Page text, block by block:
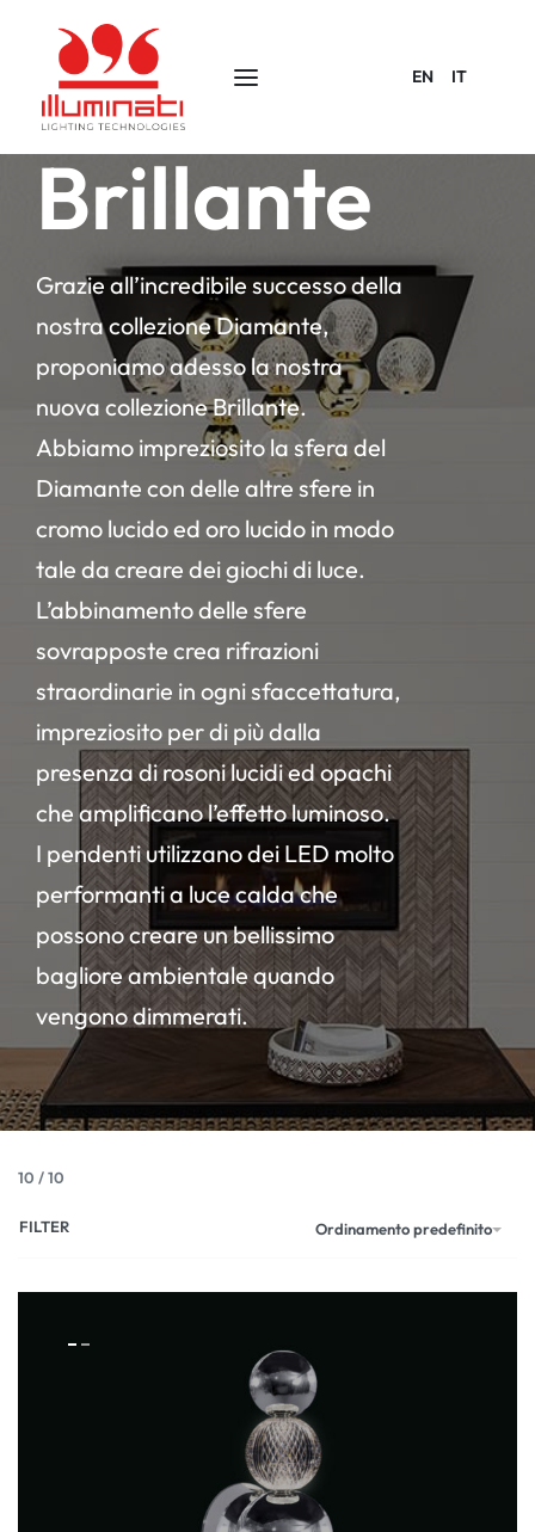
EN IT
Brillante
Grazie all’incredibile successo della
nostra collezione Diamante,
proponiamo adesso la nostra
nuova collezione Brillante.
Abbiamo impreziosito la sfera del
Diamante con delle altre sfere in
cromo lucido ed oro lucido in modo
tale da creare dei giochi di luce.
L’abbinamento delle sfere
sovrapposte crea rifrazioni
straordinarie in ogni sfaccettatura,
impreziosito per di più dalla
presenza di rosoni lucidi ed opachi
che amplificano l’effetto luminoso.
I pendenti utilizzano dei LED molto
performanti a luce calda che
possono creare un bellissimo
bagliore ambientale quando
vengono dimmerati.
10 /10
Ordinamento predefinito
FILTER